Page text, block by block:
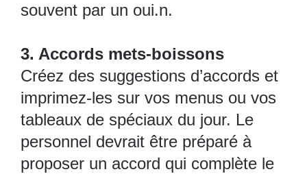
souvent par un oui.n.
3. Accords mets-boissons
Créez des suggestions d’accords et
imprimez-les sur vos menus ou vos
tableaux de spéciaux du jour. Le
personnel devrait être préparé à
proposer un accord qui complète le